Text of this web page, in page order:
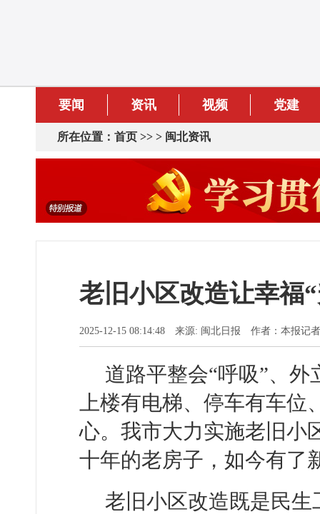
要闻 资讯 视频 党建
所在位置： 首页 >> > 闽北资讯
老旧小区改造让幸福
2025-12-15 08:14:48 来源: 闽北日报 作者：本报记
道路平整会“呼吸”、
上楼有电梯、停车有车
心。我市大力实施老旧小
十年的老房子，如今有了
老旧小区改造既是民